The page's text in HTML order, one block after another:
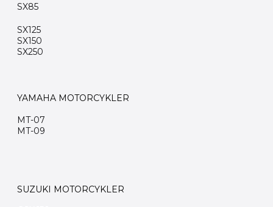
SX85
SX125
SX150
SX250
YAMAHA MOTORCYKLER
MT-07
MT-09
SUZUKI MOTORCYKLER